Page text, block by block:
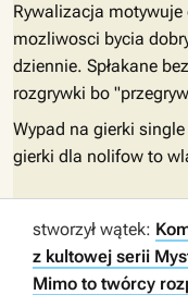
Rywalizacja
mozliwosci bycia
dziennie. Spłakane
rozgrywki bo
Wypad na gierki
gierki dla nolifow to
stworzył wątek:
z kultowej serii
Mimo to twórcy